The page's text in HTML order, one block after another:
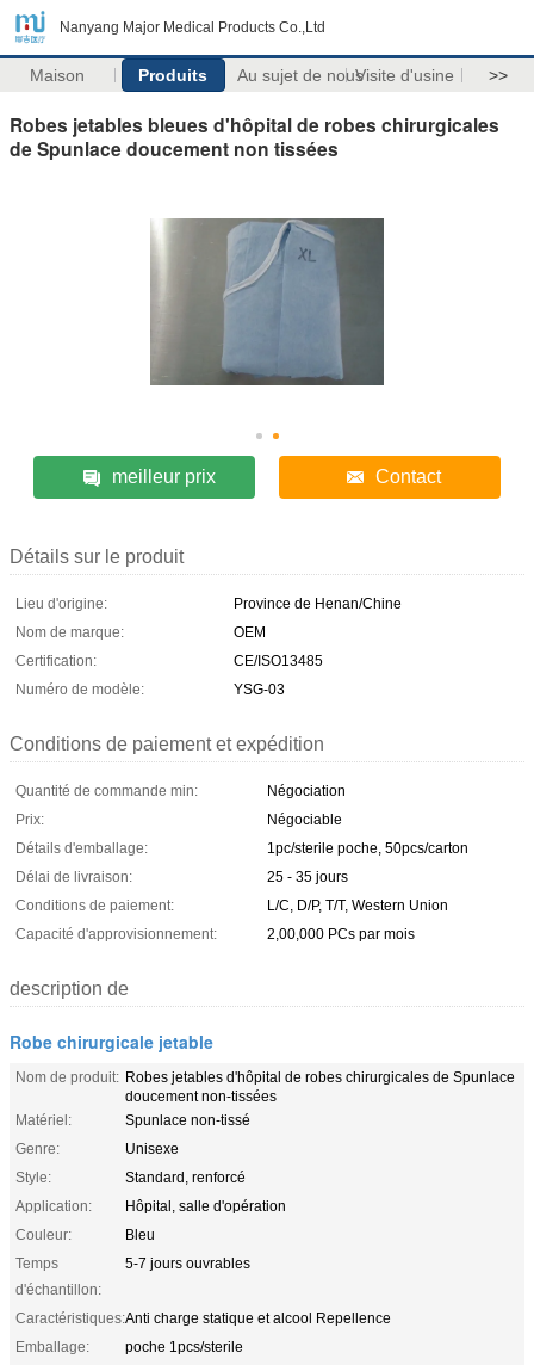
Nanyang Major Medical Products Co.,Ltd
Maison Produits Au sujet de nousVisite d'usine >>
Robes jetables bleues d'hôpital de robes chirurgicales
de Spunlace doucement non tissées
meilleur prix Contact
Détails sur le produit
Lieu d'origine:
Province de Henan/Chine
Nom de marque:
OEM
Certification:
CE/ISO13485
Numéro de modèle:
YSG-03
Conditions de paiement et expédition
Quantité de commande min:
Négociation
Prix:
Négociable
Détails d'emballage:
1pc/sterile poche, 50pcs/carton
Délai de livraison:
25 - 35 jours
Conditions de paiement:
L/C, D/P, T/T, Western Union
Capacité d'approvisionnement:
2,00,000 PCs par mois
description de
Robe chirurgicale jetable
Nom de produit: Robes jetables d'hôpital de robes chirurgicales de Spunlace
doucement non-tissées
Matériel:
Spunlace non-tissé
Genre:
Unisexe
Style:
Standard, renforcé
Application:
Hôpital, salle d'opération
Couleur:
Bleu
Temps
d'échantillon:
5-7 jours ouvrables
Caractéristiques:Anti charge statique et alcool Repellence
Emballage:
poche 1pcs/sterile